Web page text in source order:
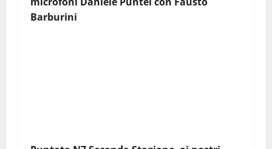
Barburini